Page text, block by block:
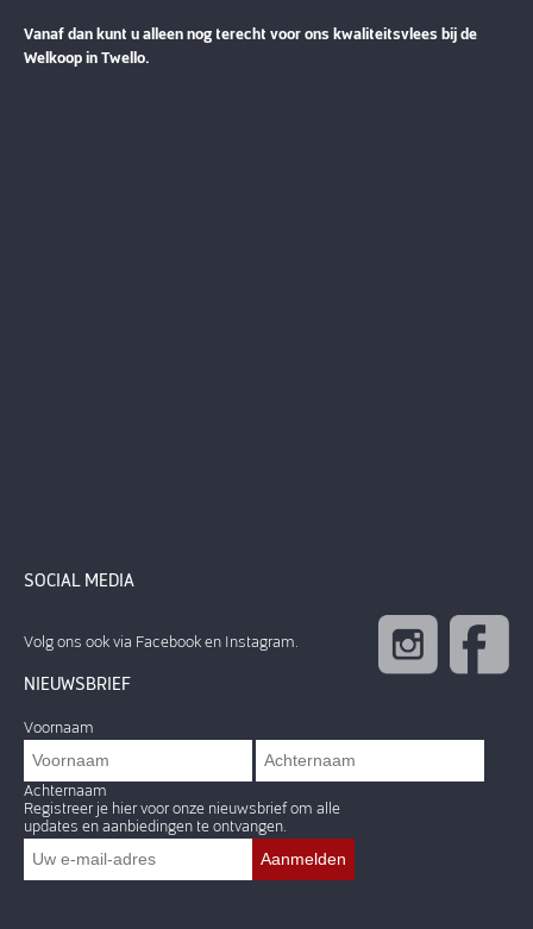
Vanaf dan kunt u alleen nog terecht voor ons kwaliteitsvlees bij de
Welkoop in Twello.
SOCIAL MEDIA
Volg ons ook via Facebook en Instagram.
NIEUWSBRIEF
Voornaam
Achternaam
Registreer je hier voor onze nieuwsbrief om alle
updates en aanbiedingen te ontvangen.